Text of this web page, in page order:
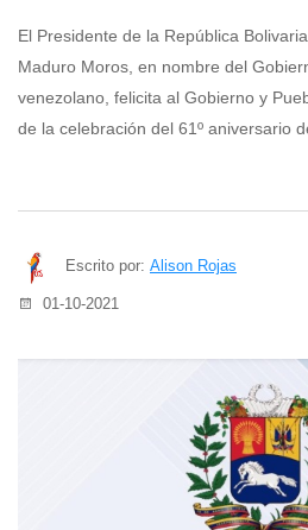
El Presidente de la República
Maduro Moros, en nombre del
venezolano, felicita al Gobierno y
de la celebración del 61º aniversario
Escrito por: Alison Rojas
01-10-2021